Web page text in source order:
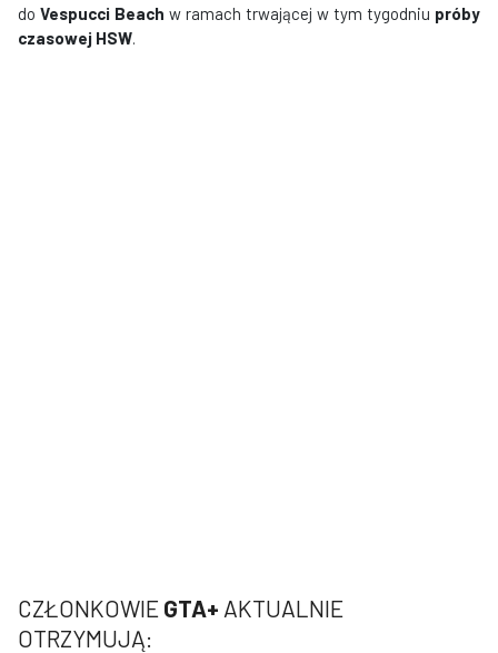
do Vespucci Beach w ramach trwającej w tym tygodniu próby
czasowej HSW
CZŁONKOWIE GTA+ AKTUALNIE
OTRZYMUJĄ: